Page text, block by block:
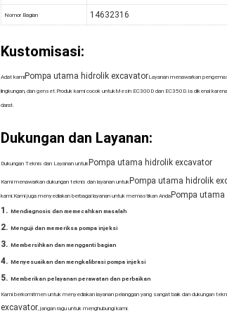
Nomor Bagian 14632316
Kustomisasi:
Adat kamiPompa utama hidrolik excavatorLayanan menawarkan
lingkungan, dan genset.Produk kami cocok untukMesin EC300D dan EC350D.Ia dikenal
darat.
Dukungan dan Layanan:
Dukungan Teknis dan Layanan untuk Pompa utama hidrolik excavator
Kami menawarkan dukungan teknis dan layanan untuk Pompa utama hidrolik
kami.Kami juga menyediakan berbagai layanan untuk memastikan Anda Pompa
Mendiagnosis dan memecahkan masalah
Menguji dan memeriksa pompa injeksi
Membersihkan dan mengganti bagian
Menyesuaikan dan mengkalibrasi pompa injeksi
Memberikan pelayanan perawatan dan perbaikan
Kami berkomitmen untuk menyediakan layanan pelanggan yang sangat baik dan dukungan
excavator, jangan ragu untuk menghubungi kami.